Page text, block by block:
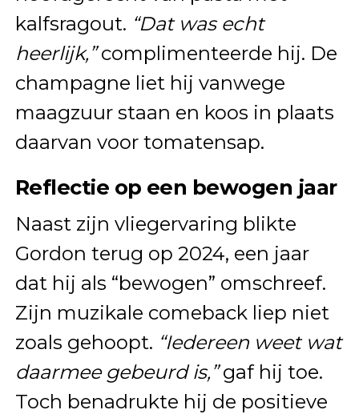
kalfsragout. “Dat was echt
heerlijk,”complimenteerde hij. De
champagne liet hij vanwege
maagzuur staan en koos in plaats
daarvan voor tomatensap.
Reflectie op een bewogen jaar
Naast zijn vliegervaring blikte
Gordon terug op 2024, een jaar
dat hij als “bewogen” omschreef.
Zijn muzikale comeback liep niet
zoals gehoopt. “Iedereen weet wat
daarmee gebeurd is,”gaf hij toe.
Toch benadrukte hij de positieve